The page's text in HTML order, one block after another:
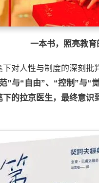
一本书，照亮教育
下对人性与制度的深刻
”与“自由”、“控制”与“
的拉京医生，最终意